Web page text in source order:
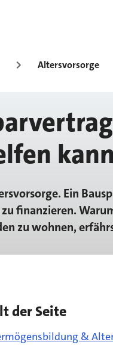
Altersvorsorge
kann
Ein
finanzieren.
zu wohnen,
der Seite
&